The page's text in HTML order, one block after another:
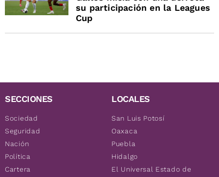
su participación en la Leagues
Cup
SECCIONES
Sociedad
Seguridad
Nación
Política
Cartera
LOCALES
San Luis Potosí
Oaxaca
Puebla
Hidalgo
El Universal Estado de